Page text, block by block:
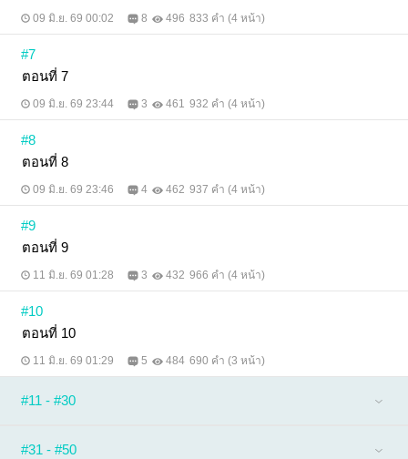
09 มิ.ย. 69 00:02 8 496 833 คำ (4 หน้า)
#7
ตอนที่ 7
09 มิ.ย. 69 23:44 3 461 932 คำ (4 หน้า)
#8
ตอนที่ 8
09 มิ.ย. 69 23:46 4 462 937 คำ (4 หน้า)
#9
ตอนที่ 9
11 มิ.ย. 69 01:28 3 432 966 คำ (4 หน้า)
#10
ตอนที่ 10
11 มิ.ย. 69 01:29 5 484 690 คำ (3 หน้า)
#11 - #30
#31 - #50